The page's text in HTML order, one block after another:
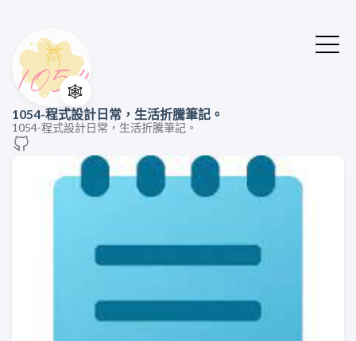
🕸️
1054-程式設計日常，生活折騰筆記。
1054-程式設計日常，生活折騰筆記。